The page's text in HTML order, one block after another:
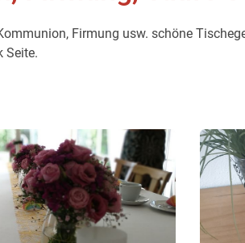
Firmung usw. schöne
Seite.